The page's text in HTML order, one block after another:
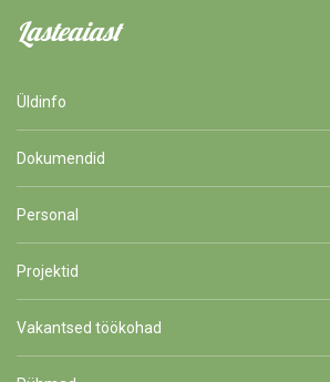
Lasteaiast
Üldinfo
Dokumendid
Personal
Projektid
Vakantsed töökohad